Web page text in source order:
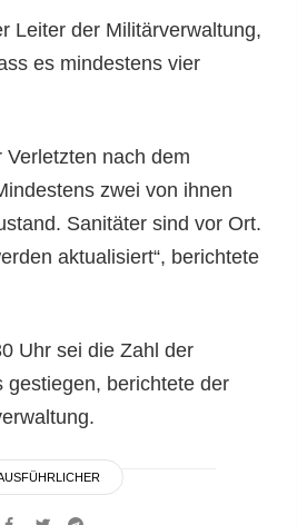
Leiter der Militärverwaltung,
es mindestens vier
Verletzten nach dem
zwei von ihnen
Sanitäter sind vor Ort.
aktualisiert“, berichtete
Uhr sei die Zahl der
gestiegen, berichtete der